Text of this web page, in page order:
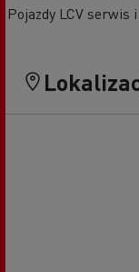
Pojazdy LCV serwis